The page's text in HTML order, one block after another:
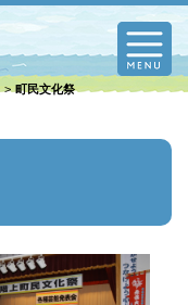
町民文化祭